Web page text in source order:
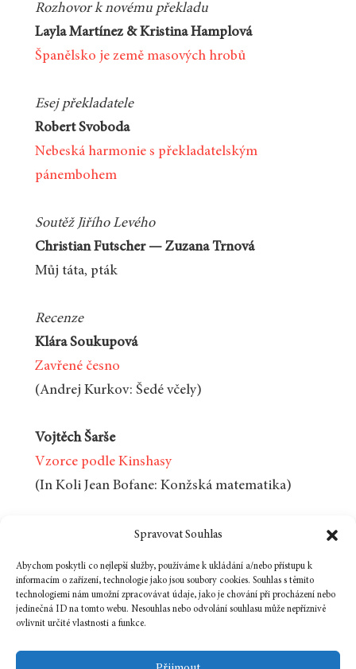
Spravovat Souhlas
Abychom poskytli co nejlepší služby, používáme k ukládání a/nebo přístupu k
informacím o zařízení, technologie jako jsou soubory cookies. Souhlas s těmito
technologiemi nám umožní zpracovávat údaje, jako je chování při procházení nebo
jedinečná ID na tomto webu. Nesouhlas nebo odvolání souhlasu může nepříznivě
ovlivnit určité vlastnosti a funkce.
Rozhovor k novému překladu
Layla Martínez & Kristina Hamplová
Španělsko je země masových hrobů
Esej překladatele
Robert Svoboda
Nebeská harmonie s překladatelským
pánembohem
Soutěž Jiřího Levého
Christian Futscher — Zuzana Trnová
Můj táta, pták
Recenze
Klára Soukupová
Zavřené česno
(Andrej Kurkov: Šedé včely)
Vojtěch Šarše
Vzorce podle Kinshasy
(In Koli Jean Bofane: Konžská matematika)
Koupit ve zvýhodněném
balíčku 5 čísel